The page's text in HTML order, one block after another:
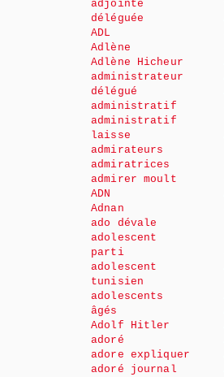
adjointe
déléguée
ADL
Adlène
Adlène Hicheur
administrateur
délégué
administratif
administratif
laisse
admirateurs
admiratrices
admirer moult
ADN
Adnan
ado dévale
adolescent
parti
adolescent
tunisien
adolescents
âgés
Adolf Hitler
adoré
adore expliquer
adoré journal